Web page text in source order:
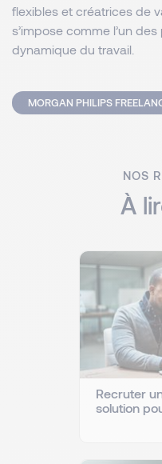
flexibles et créatrices de
s’impose comme l’un
dynamique du travail.
MORGAN PHILIPS
NOS
À
Recruter
solution